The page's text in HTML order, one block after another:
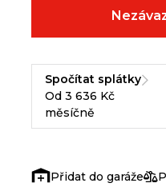
Spočítat splátky
Od 3 636 Kč
měsíčně